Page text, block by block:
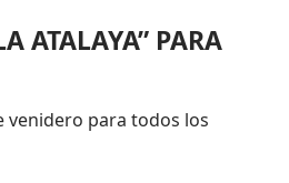
ATALAYA” PARA
venidero para todos los